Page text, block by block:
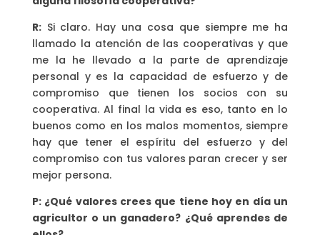
R:Si claro. Hay una cosa que siempre me ha
llamado la atención de las cooperativas y que
me la he llevado a la parte de aprendizaje
personal y es la capacidad de esfuerzo y de
compromiso que tienen los socios con su
cooperativa. Al final la vida es eso, tanto en lo
buenos como en los malos momentos, siempre
hay que tener el espíritu del esfuerzo y del
compromiso con tus valores paran crecer y ser
mejor persona.
P: ¿Qué valores crees que tiene hoy en día un
agricultor o un ganadero? ¿Qué aprendes de